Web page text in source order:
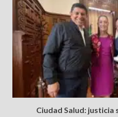
Ciudad Salud: justicia